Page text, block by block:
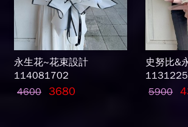
永生花~花束設計
114081702
4600 3680
史努比&
5900